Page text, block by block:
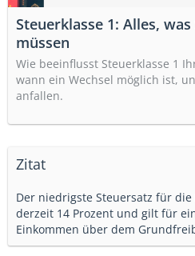
Steuerklasse 1: Alles, was
müssen
Wie beeinflusst Steuerklasse 1
wann ein Wechsel möglich ist,
anfallen.
Zitat
Der niedrigste Steuersatz für
derzeit 14 Prozent und gilt für
Einkommen über dem